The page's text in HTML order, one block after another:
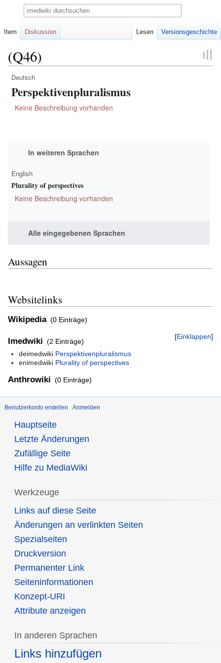
(Q46)
Zur
Navigation
springen
Zur
Suche
springen
Deutsch
Perspektivenpluralismus
Keine Beschreibung vorhanden
In weiteren Sprachen
English
Plurality of perspectives
Keine Beschreibung vorhanden
Alle eingegebenen Sprachen
Aussagen
Websitelinks
Wikipedia (0 Einträge)
Einklappen
Imedwiki (2 Einträge)
deimedwiki Perspektivenpluralismus
enimedwiki Plurality of perspectives
Anthrowiki (0 Einträge)
Benutzerkonto erstellen Anmelden
Item Diskussion Lesen Versionsgeschichte
Suche
Hauptseite
Letzte Änderungen
Zufällige Seite
Hilfe zu MediaWiki
Werkzeuge
Links auf diese Seite
Änderungen an verlinkten Seiten
Spezialseiten
Druckversion
Permanenter Link
Seiten­informationen
Konzept-URI
Attribute anzeigen
In anderen Sprachen
Links hinzufügen